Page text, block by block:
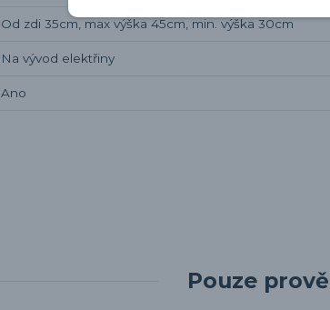
Od zdi 35cm, max výška 45cm, min. výška 30cm
Na vývod elektřiny
Ano
Pouze